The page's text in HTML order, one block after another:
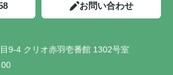
お問い合わせ
9-4 クリオ赤羽壱番館 1302号室